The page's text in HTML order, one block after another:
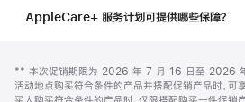
AppleCare+ 服务计划可提供哪些保障？
页
注
脚
注
** 本次促销期限为 2026 年 7 月 16 日至 2026
活动地点购买符合条件的产品并搭配促销产品时，可